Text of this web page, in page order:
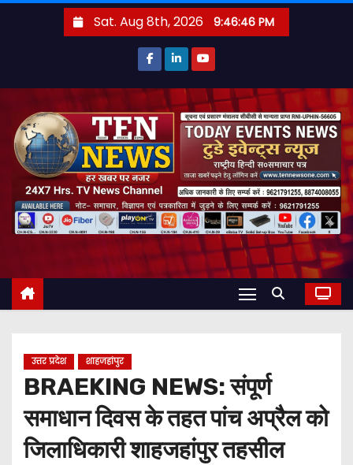
t
Sat. Aug 8th, 2026 9:46:47 PM
उत्तर प्रदेश शाहजहांपुर
BRAEKING NEWS: संपूर्ण
समाधान दिवस के तहत पांच अप्रैल को
जिलाधिकारी शाहजहांपुर तहसील